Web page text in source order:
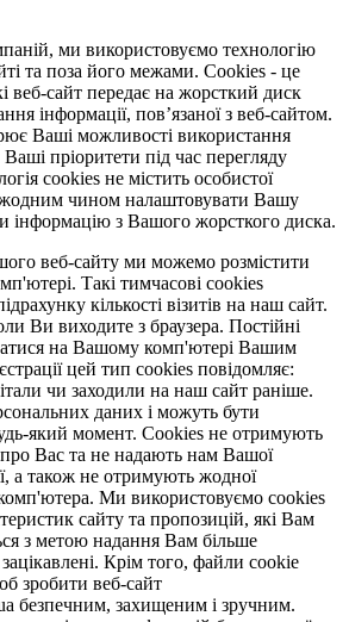
ми використовуємо технологію
та поза його межами. Cookies - це
веб-сайт передає на жорсткий диск
інформації, пов’язаної з веб-сайтом.
Ваші можливості використання
Ваші пріоритети під час перегляду
cookies не містить особистої
жодним чином налаштовувати Вашу
інформацію з Вашого жорсткого диска.
веб-сайту ми можемо розмістити
Такі тимчасові cookies
кількості візитів на наш сайт.
Ви виходите з браузера. Постійні
на Вашому комп'ютері Вашим
цей тип cookies повідомляє:
чи заходили на наш сайт раніше.
даних і можуть бути
який момент. Сookies не отримують
про Вас та не надають нам Вашої
а також не отримують жодної
Ми використовуємо cookies
сайту та пропозицій, які Вам
з метою надання Вам більше
Крім того, файли cookie
зробити веб-сайт
безпечним, захищеним і зручним.